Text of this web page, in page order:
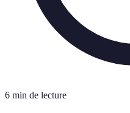
6 min de lecture